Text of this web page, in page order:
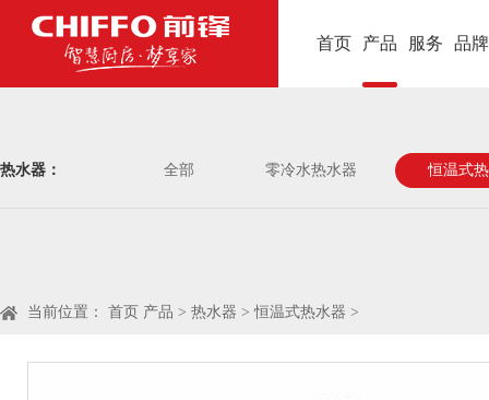
首页 产品 服务 品牌
热水器： 全部 零冷水热水器 恒温式
当前位置： 首页 产品 > 热水器 >恒温式热水器 >